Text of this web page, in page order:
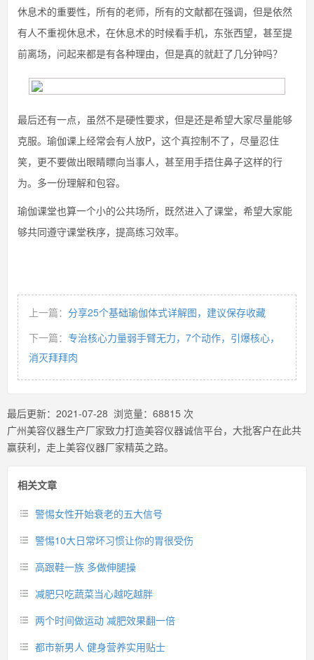
休息术的重要性，所有的老师，所有的文献都在强调，但是依然
有人不重视休息术，在休息术的时候看手机，东张西望，甚至提
前离场，问起来都是有各种理由，但是真的就赶了几分钟吗？
最后还有一点，虽然不是硬性要求，但是还是希望大家尽量能够
克服。瑜伽课上经常会有人放P，这个真控制不了，尽量忍住
笑，更不要做出眼睛瞟向当事人，甚至用手捂住鼻子这样的行
为。多一份理解和包容。
瑜伽课堂也算一个小的公共场所，既然进入了课堂，希望大家能
够共同遵守课堂秩序，提高练习效率。
上一篇： 分享25个基础瑜伽体式详解图，建议保存收藏
下一篇： 专治核心力量弱手臂无力，7个动作，引爆核心，
消灭拜拜肉
最后更新： 2021-07-28 浏览量： 68815 次
广州美容仪器生产厂家致力打造美容仪器诚信平台，大批客户在此共
赢获利，走上美容仪器厂家精英之路。
相关文章
警惕女性开始衰老的五大信号
警惕10大日常坏习惯让你的胃很受伤
高跟鞋一族 多做伸腿操
减肥只吃蔬菜当心越吃越胖
两个时间做运动 减肥效果翻一倍
都市新男人 健身营养实用贴士